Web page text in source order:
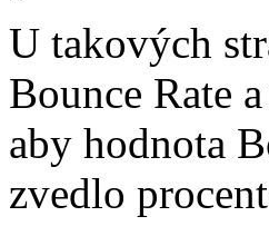
U takových
Bounce Rate
aby hodnota
zvedlo